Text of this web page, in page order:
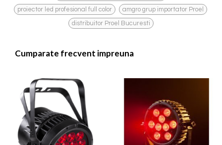
proiector led profesional full color , amgro grup importator Proel ,
distribuitor Proel Bucuresti
Cumparate frecvent impreuna